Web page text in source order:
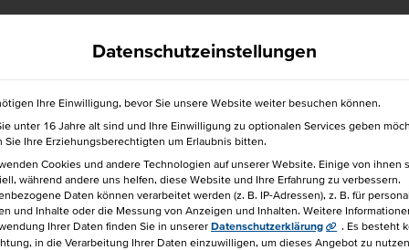
040 36138 777 hkbis@hkbis.de
einen Freund!
Datenschutzeinstellungen
Ihre Einwilligung, bevor Sie unsere Website weiter besuchen können.
unter 16 Jahre alt sind und Ihre Einwilligung zu optionalen Services geben
Sie Ihre Erziehungsberechtigten um Erlaubnis bitten.
Cookies und andere Technologien auf unserer Website. Einige von ihnen
während andere uns helfen, diese Website und Ihre Erfahrung zu verbessern.
Daten können verarbeitet werden (z. B. IP-Adressen), z. B. für
und Inhalte oder die Messung von Anzeigen und Inhalten. Weitere
Ihrer Daten finden Sie in unserer Datenschutzerklärung . Es besteht
in die Verarbeitung Ihrer Daten einzuwilligen, um dieses Angebot zu